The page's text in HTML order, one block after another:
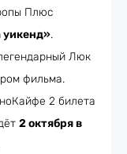
Плюс
уикенд».
Люк
фильма.
2 билета
2 октября в